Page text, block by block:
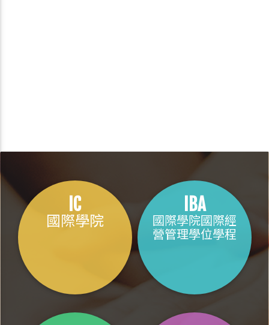
IC
國際學院
IBA
國際學院國際經
營管理學位學程